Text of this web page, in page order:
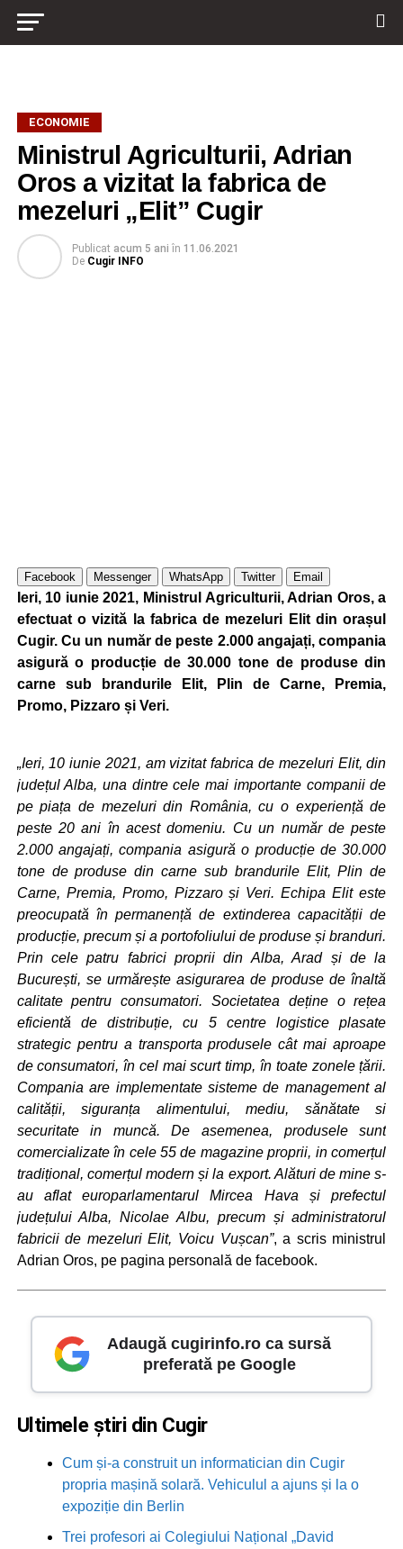
ECONOMIE
Ministrul Agriculturii, Adrian
Oros a vizitat la fabrica de
mezeluri „Elit” Cugir
Publicat acum 5 ani în 11.06.2021
De Cugir INFO
Facebook Messenger WhatsApp Twitter Email
Ieri, 10 iunie 2021, Ministrul Agriculturii, Adrian Oros, a
efectuat o vizită la fabrica de mezeluri Elit din orașul
Cugir. Cu un număr de peste 2.000 angajați, compania
asigură o producție de 30.000 tone de produse din
carne sub brandurile Elit, Plin de Carne, Premia,
Promo, Pizzaro și Veri.
„Ieri, 10 iunie 2021, am vizitat fabrica de mezeluri Elit, din
județul Alba, una dintre cele mai importante companii de
pe piața de mezeluri din România, cu o experiență de
peste 20 ani în acest domeniu. Cu un număr de peste
2.000 angajați, compania asigură o producție de 30.000
tone de produse din carne sub brandurile Elit, Plin de
Carne, Premia, Promo, Pizzaro și Veri. Echipa Elit este
preocupată în permanență de extinderea capacității de
producție, precum și a portofoliului de produse și branduri.
Prin cele patru fabrici proprii din Alba, Arad și de la
București, se urmărește asigurarea de produse de înaltă
calitate pentru consumatori. Societatea deține o rețea
eficientă de distribuție, cu 5 centre logistice plasate
strategic pentru a transporta produsele cât mai aproape
de consumatori, în cel mai scurt timp, în toate zonele țării.
Compania are implementate sisteme de management al
calității, siguranța alimentului, mediu, sănătate si
securitate in muncă. De asemenea, produsele sunt
comercializate în cele 55 de magazine proprii, in comerțul
tradițional, comerțul modern și la export. Alături de mine s-
au aflat europarlamentarul Mircea Hava și prefectul
județului Alba, Nicolae Albu, precum și administratorul
fabricii de mezeluri Elit, Voicu Vușcan”, a scris ministrul
Adrian Oros, pe pagina personală de facebook.
Adaugă cugirinfo.ro ca sursă
preferată pe Google
Ultimele știri din Cugir
Cum și-a construit un informatician din Cugir
propria mașină solară. Vehiculul a ajuns și la o
expoziție din Berlin
Trei profesori ai Colegiului Național „David